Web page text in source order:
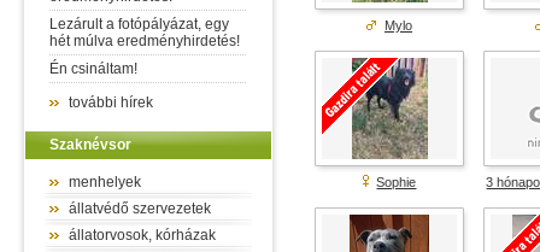
Lezárult a fotópályázat, egy
hét múlva eredményhirdetés!
Én csináltam!
további hírek
Szaknévsor
menhelyek
állatvédő szervezetek
állatorvosok, kórházak
Mylo
Sophie 3